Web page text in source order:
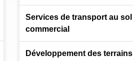
Services de transport au sol
commercial
Développement des terrains